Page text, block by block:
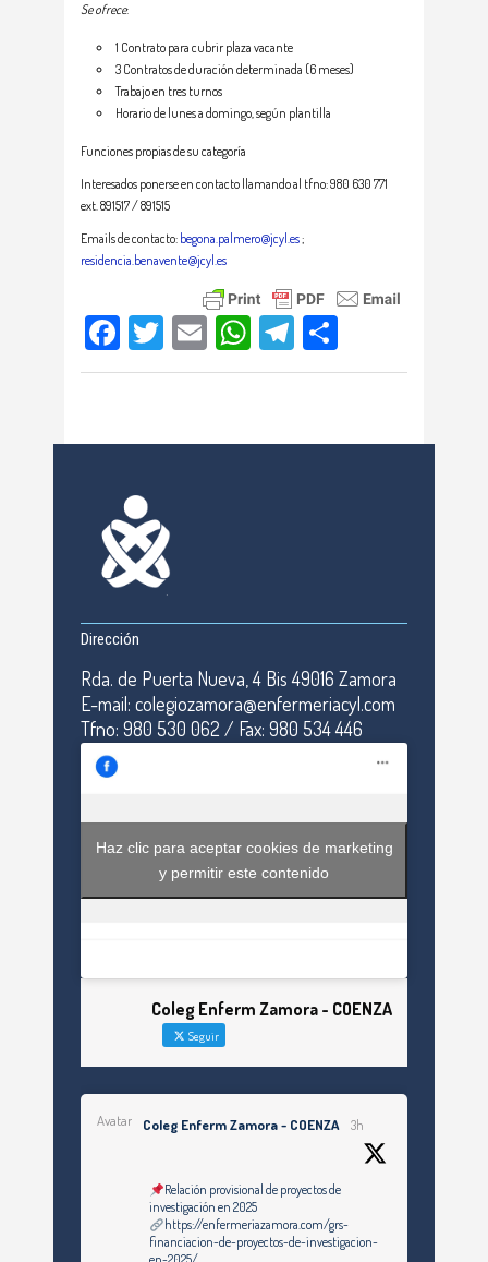
Se ofrece:
1 Contrato para cubrir plaza vacante
3 Contratos de duración determinada (6 meses)
Trabajo en tres turnos
Horario de lunes a domingo, según plantilla
Funciones propias de su categoría
Interesados ponerse en contacto llamando al tfno: 980 630 771
ext. 891517 / 891515
Emails de contacto: begona.palmero@jcyl.es;
residencia.benavente@jcyl.es
Facebook
TwitterEmailWhatsApp
Telegram
Dirección
Rda. de Puerta Nueva, 4 Bis 49016 Zamora
E-mail: colegiozamora@enfermeriacyl.com
Tfno: 980 530 062 / Fax: 980 534 446
Haz clic para aceptar cookies de marketing
y permitir este contenido
Coleg Enferm Zamora - COENZA
Seguir
Avatar Coleg Enferm Zamora - COENZA 3h
Relación provisional de proyectos de
investigación en 2025
https://enfermeriazamora.com/grs-
financiacion-de-proyectos-de-investigacion-